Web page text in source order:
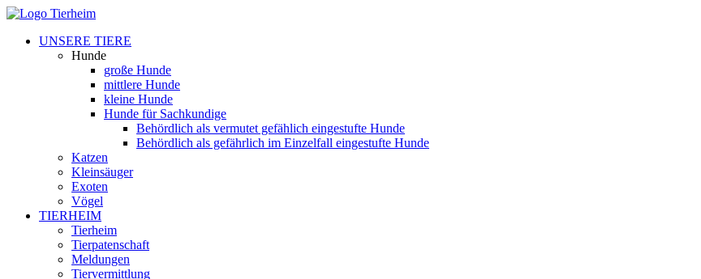
UNSERE TIERE
Hunde
große Hunde
mittlere Hunde
kleine Hunde
Hunde für Sachkundige
Behördlich als vermutet gefählich eingestufte Hunde
Behördlich als gefährlich im Einzelfall eingestufte Hunde
Katzen
Kleinsäuger
Exoten
Vögel
TIERHEIM
Tierheim
Tierpatenschaft
Meldungen
Tiervermittlung